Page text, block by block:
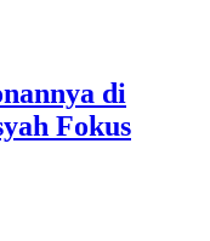
di
Fokus